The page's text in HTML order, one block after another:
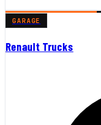
GARAGE
Renault Trucks